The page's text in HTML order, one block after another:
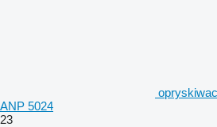
ANP 5024
23